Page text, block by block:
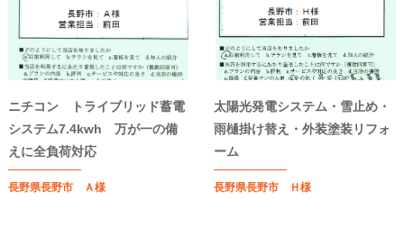
ニチコン トライブリッド蓄電
システム7.4kwh 万が一の備
えに全負荷対応
長野県長野市 Ａ様
太陽光発電システム・雪止め・
雨樋掛け替え・外装塗装リフォ
ーム
長野県長野市 Ｈ様